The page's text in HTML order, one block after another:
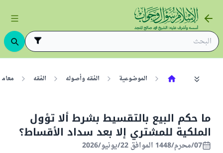
الموضوعية الفقه وأصوله الفقه
ما حكم البيع بالتقسيط بشرط ألا تؤول
الملكية للمشتري إلا بعد سداد الأقساط؟
07/محرم/1448 الموافق 22/يونيو/2026